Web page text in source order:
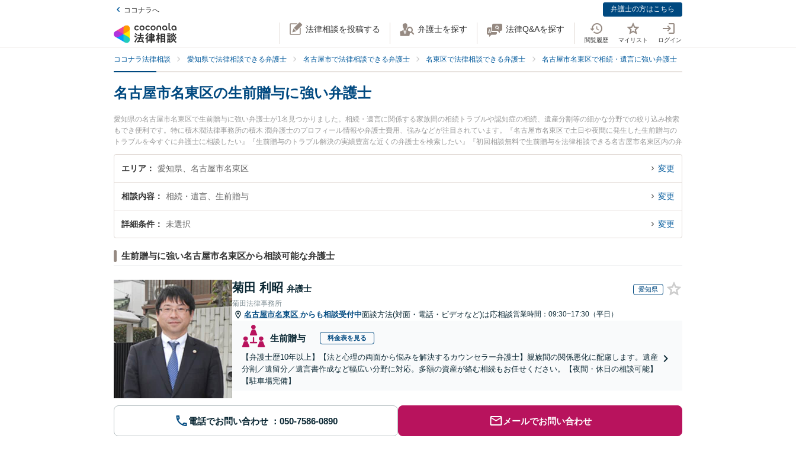
ココナラへ 弁護士の方はこちら
法律相談を投稿する 弁護士を探す 法律Q&Aを探す
閲覧履歴 マイリスト ログイン
ココナラ法律相談 愛知県で法律相談できる弁護士 名古屋市で法律相談できる弁護士 名東区で法律相談できる弁護士 名古屋市名東区で相続・遺言に強い弁護士
名古屋市名東区の生前贈与に強い弁護士
愛知県の名古屋市名東区で生前贈与に強い弁護士が1名見つかりました。相続・遺言に関係する家族間の相続トラブルや認知症の相続、遺産分割等の細かな分野での絞り込み検索
もでき便利です。特に積木潤法律事務所の積木 潤弁護士のプロフィール情報や弁護士費用、強みなどが注目されています。『名古屋市名東区で土日や夜間に発生した生前贈与の
トラブルを今すぐに弁護士に相談したい』『生前贈与のトラブル解決の実績豊富な近くの弁護士を検索したい』『初回相談無料で生前贈与を法律相談できる名古屋市名東区内の弁
護士に相談予約したい』などでお困りの相談者さんにおすすめです。
エリア 愛知県、名古屋市名東区 変更
相談内容 相続・遺言、生前贈与 変更
詳細条件 未選択 変更
生前贈与に強い名古屋市名東区から相談可能な弁護士
菊田 利昭 弁護士 愛知県
菊田法律事務所
名古屋市名東区 からも相談受付中面談方法(対面・電話・ビデオなど)は応相談営業時間：09:30~17:30（平日）
生前贈与 料金表を見る
【弁護士歴10年以上】【法と心理の両面から悩みを解決するカウンセラー弁護士】親族間の関係悪化に配慮します。遺産
分割／遺留分／遺言書作成など幅広い分野に対応。多額の資産が絡む相続もお任せください。【夜間・休日の相談可能】
【駐車場完備】
電話でお問い合わせ メールでお問い合わせ